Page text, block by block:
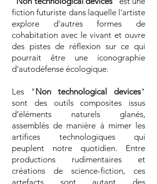
fiction futuriste dans laquelle l'artiste
explore d'autres formes de
cohabitation avec le vivant et ouvre
des pistes de réflexion sur ce qui
pourrait être une iconographie
d'autodéfense écologique.
Les "Non technological devices"
sont des outils composites issus
d’éléments naturels glanés,
assemblés de manière à mimer les
artifices technologiques qui
peuplent notre quotidien. Entre
productions rudimentaires et
créations de science-fiction, ces
artefacts sont autant des